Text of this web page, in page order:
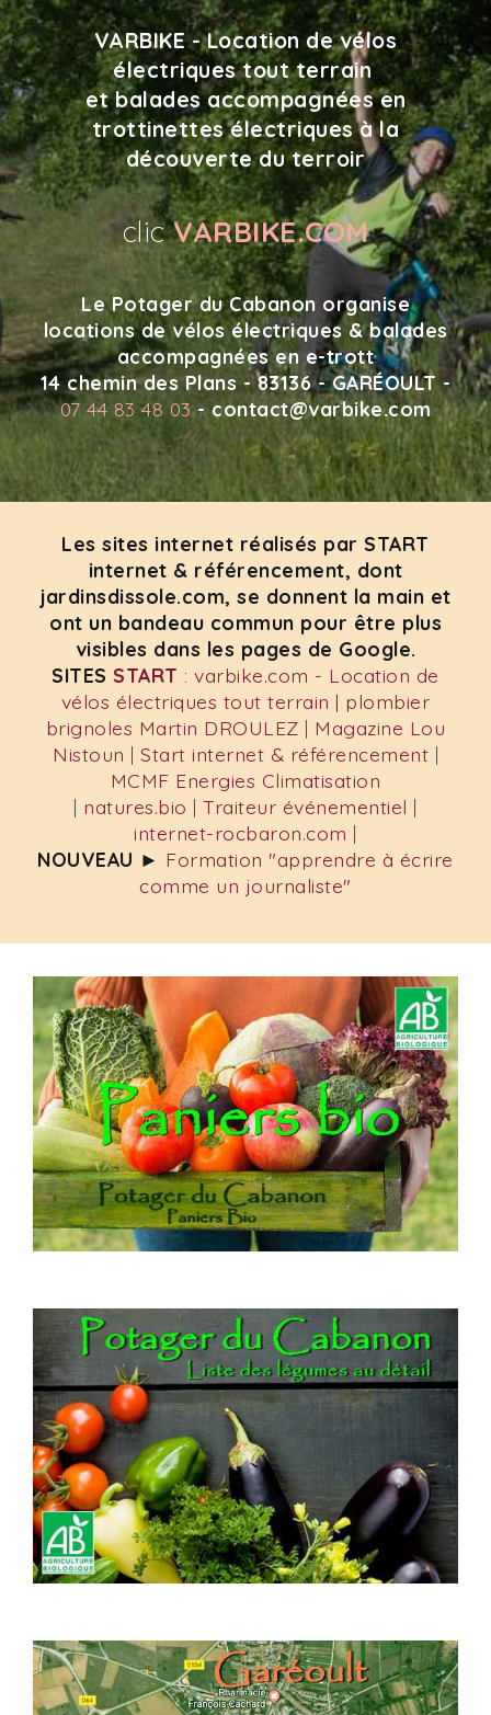
VARBIKE - Location de vélos
électriques tout terrain
et balades accompagnées en
trottinettes électriques à la
découverte du terroir
clic VARBIKE.COM
Le Potager du Cabanon organise
locations de vélos électriques & balades
accompagnées en e-trott
14 chemin des Plans - 83136 - GARÉOULT -
07 44 83 48 03- contact@varbike.com
Les sites internet réalisés par START
internet & référencement, dont
jardinsdissole.com, se donnent la main et
ont un bandeau commun pour être plus
visibles dans les pages de Google.
SITES START :varbike.com - Location de
vélos électriques tout terrain | plombier
brignoles Martin DROULEZ | Magazine Lou
Nistoun | Start internet & référencement |
MCMF Energies Climatisation
| natures.bio |Traiteur événementiel |
internet-rocbaron.com |
NOUVEAU ► Formation "apprendre à écrire
comme un journaliste"